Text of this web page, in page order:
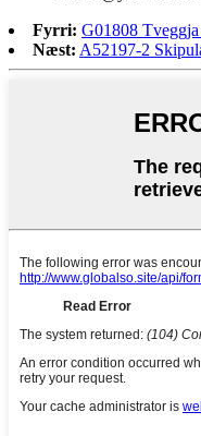
Fyrri: G01808
Næst: A52197-2